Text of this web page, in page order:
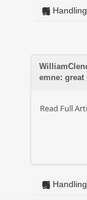
Handling
emne: great
Read Full
Handling